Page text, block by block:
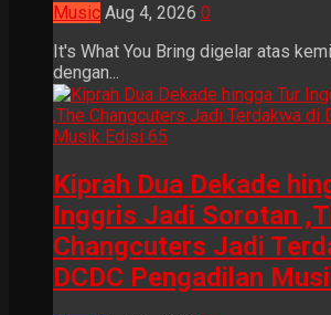
Music Aug 4, 2026 0
It's What You Bring digelar atas
dengan...
Kiprah Dua Dekade
Inggris Jadi Sorotan
Changcuters Jadi
DCDC Pengadilan